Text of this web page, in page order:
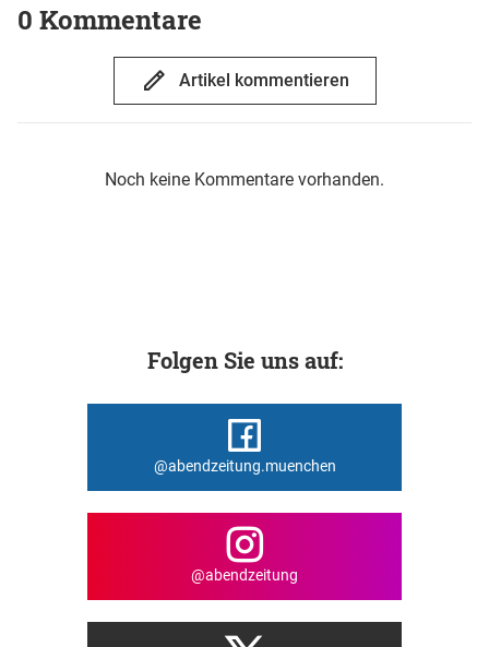
0 Kommentare
Artikel kommentieren
Noch keine Kommentare vorhanden.
Folgen Sie uns auf:
@abendzeitung.muenchen
@abendzeitung